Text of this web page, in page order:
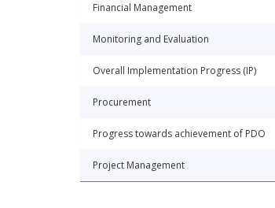
Financial Management
Monitoring and Evaluation
Overall Implementation Progress (IP)
Procurement
Progress towards achievement of PDO
Project Management